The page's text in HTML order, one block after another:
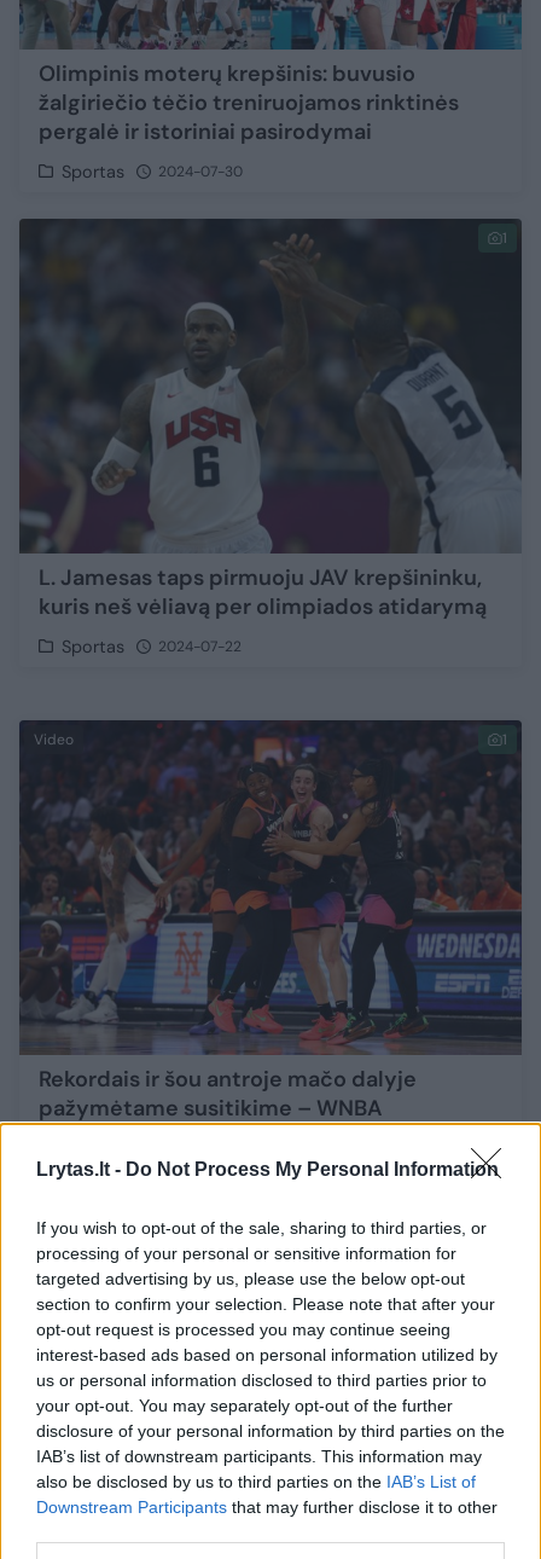
Lrytas.lt - Do Not Process My Personal Information
If you wish to opt-out of the sale, sharing to third parties, or
processing of your personal or sensitive information for
targeted advertising by us, please use the below opt-out
section to confirm your selection. Please note that after your
opt-out request is processed you may continue seeing
interest-based ads based on personal information utilized by
us or personal information disclosed to third parties prior to
your opt-out. You may separately opt-out of the further
disclosure of your personal information by third parties on the
IAB’s list of downstream participants. This information may
also be disclosed by us to third parties on the IAB’s List of
Downstream Participants that may further disclose it to other
Olimpinis moterų krepšinis: buvusio
žalgiriečio tėčio treniruojamos rinktinės
pergalė ir istoriniai pasirodymai
Sportas 2024-07-30
1
L. Jamesas taps pirmuoju JAV krepšininku,
kuris neš vėliavą per olimpiados atidarymą
Sportas 2024-07-22
Video 1
Rekordais ir šou antroje mačo dalyje
pažymėtame susitikime – WNBA
rinktinę